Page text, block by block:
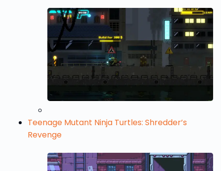
Teenage Mutant Ninja Turtles: Shredder’s
Revenge